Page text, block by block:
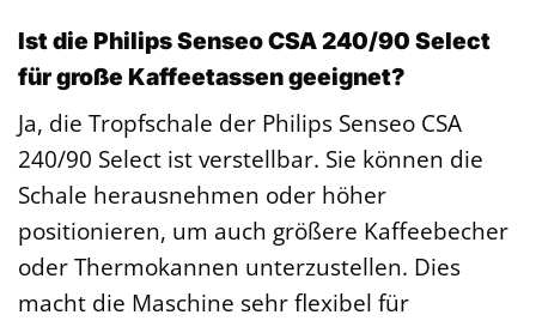
Ist die Philips Senseo CSA 240/90 Select
für große Kaffeetassen geeignet?
Ja, die Tropfschale der Philips Senseo CSA
240/90 Select ist verstellbar. Sie können die
Schale herausnehmen oder höher
positionieren, um auch größere Kaffeebecher
oder Thermokannen unterzustellen. Dies
macht die Maschine sehr flexibel für